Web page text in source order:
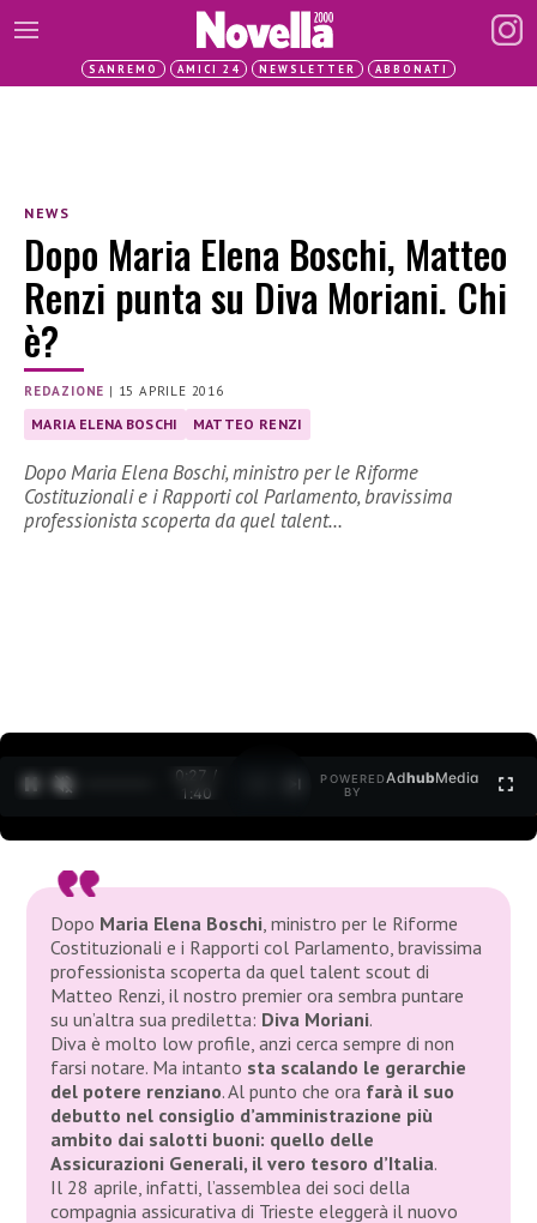
SANREMO AMICI 24 NEWSLETTER ABBONATI
NEWS
Dopo Maria Elena Boschi, Matteo
Renzi punta su Diva Moriani. Chi
è?
REDAZIONE | 15 APRILE 2016
MARIA ELENA BOSCHI MATTEO RENZI
Dopo Maria Elena Boschi, ministro per le Riforme
Costituzionali e i Rapporti col Parlamento, bravissima
professionista scoperta da quel talent…
0:27 /
1:40
POWERED
BY
AdhubMedia
Dopo Maria Elena Boschi, ministro per le Riforme
Costituzionali e i Rapporti col Parlamento, bravissima
professionista scoperta da quel talent scout di
Matteo Renzi, il nostro premier ora sembra puntare
su un’altra sua prediletta: Diva Moriani.
Diva è molto low profile, anzi cerca sempre di non
farsi notare. Ma intanto sta scalando le gerarchie
del potere renziano. Al punto che ora farà il suo
debutto nel consiglio d’amministrazione più
ambito dai salotti buoni: quello delle
Assicurazioni Generali, il vero tesoro d’Italia.
Il 28 aprile, infatti, l’assemblea dei soci della
compagnia assicurativa di Trieste eleggerà il nuovo